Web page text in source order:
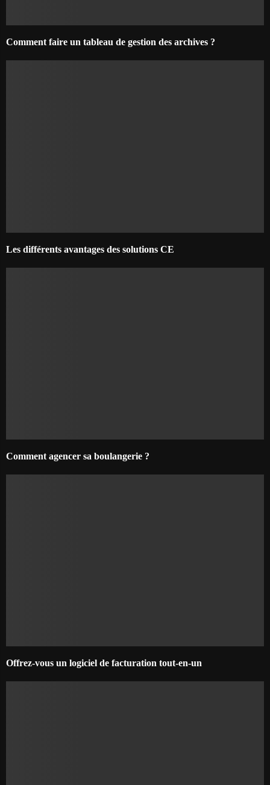
Comment faire un tableau de gestion des archives ?
Les différents avantages des solutions CE
Comment agencer sa boulangerie ?
Offrez-vous un logiciel de facturation tout-en-un